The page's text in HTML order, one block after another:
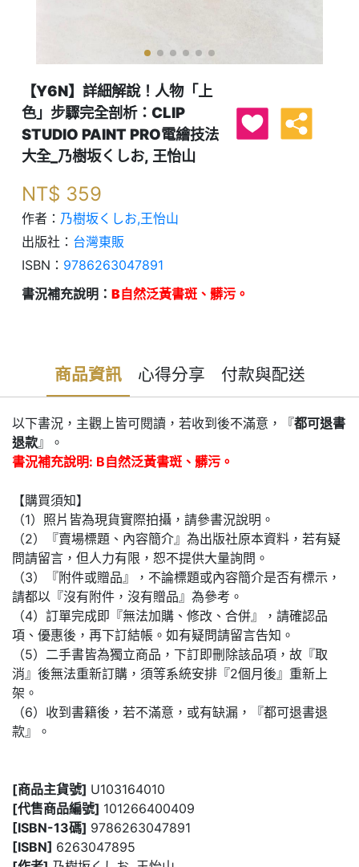
【Y6N】詳細解說！人物「上
色」步驟完全剖析：CLIP
STUDIO PAINT PRO電繪技法
大全_乃樹坂くしお, 王怡山
NT$ 359
作者： 乃樹坂くしお,王怡山
出版社： 台灣東販
ISBN： 9786263047891
書況補充說明： B自然泛黃書斑、髒污。
商品資訊 心得分享 付款與配送
以下書況，主觀上皆可閱讀，若收到後不滿意，『都可退書
退款』。
書況補充說明: B自然泛黃書斑、髒污。
【購買須知】
（1）照片皆為現貨實際拍攝，請參書況說明。
（2）『賣場標題、內容簡介』為出版社原本資料，若有疑
問請留言，但人力有限，恕不提供大量詢問。
（3）『附件或贈品』，不論標題或內容簡介是否有標示，
請都以『沒有附件，沒有贈品』為參考。
（4）訂單完成即『無法加購、修改、合併』，請確認品
項、優惠後，再下訂結帳。如有疑問請留言告知。
（5）二手書皆為獨立商品，下訂即刪除該品項，故『取
消』後無法重新訂購，須等系統安排『2個月後』重新上
架。
（6）收到書籍後，若不滿意，或有缺漏，『都可退書退
款』。
[商品主貨號] U103164010
[代售商品編號] 101266400409
[ISBN-13碼] 9786263047891
[ISBN] 6263047895